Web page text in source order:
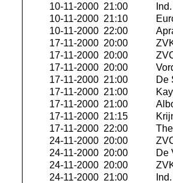
10-11-2000 21:00
10-11-2000 21:10
10-11-2000 22:00
17-11-2000 20:00
17-11-2000 20:00
17-11-2000 20:00
17-11-2000 21:00
De
17-11-2000 21:00
17-11-2000 21:00
17-11-2000 21:15
17-11-2000 22:00
24-11-2000 20:00
24-11-2000 20:00
De
24-11-2000 20:00
24-11-2000 21:00